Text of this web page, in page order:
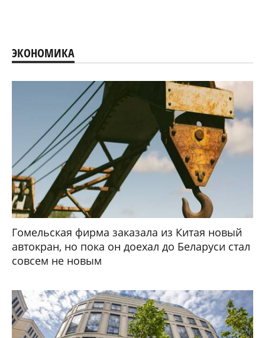
ЭКОНОМИКА
Гомельская фирма заказала из Китая новый
автокран, но пока он доехал до Беларуси стал
совсем не новым